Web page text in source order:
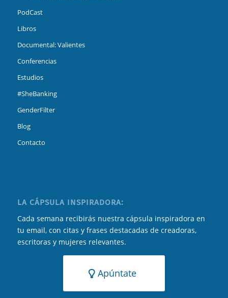
PodCast
Libros
Documental: Valientes
Conferencias
Estudios
#SheBanking
GenderFilter
Blog
Contacto
LA CÁPSULA INSPIRADORA:
Cada semana recibirás nuestra cápsula inspiradora en
tu email, con citas y frases destacadas de creadoras,
escritoras y mujeres relevantes.
Apúntate